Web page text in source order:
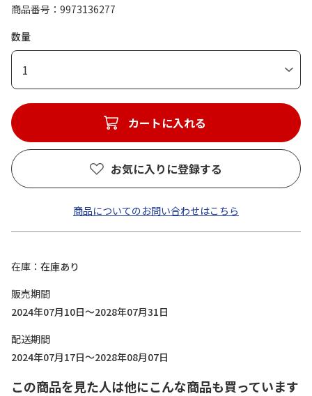
商品番号
9973136277
数量
1
カートに入れる
お気に入りに登録する
商品についてのお問い合わせはこちら
在庫
在庫あり
販売期間
2024年07月10日～2028年07月31日
配送期間
2024年07月17日～2028年08月07日
この商品を見た人は他にこんな商品も買っています